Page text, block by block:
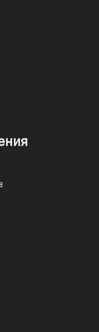
оплату по
можно
дней.
Вы можете